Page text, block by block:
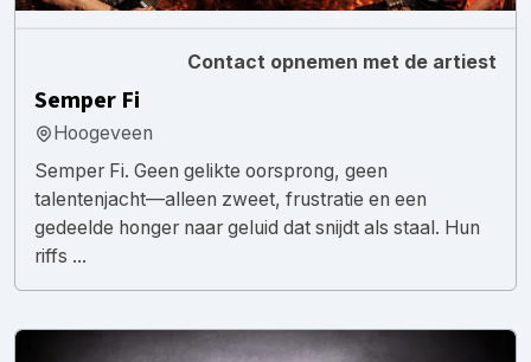
Contact opnemen met de artiest
Semper Fi
Hoogeveen
Semper Fi. Geen gelikte oorsprong, geen
talentenjacht—alleen zweet, frustratie en een
gedeelde honger naar geluid dat snijdt als staal. Hun
riffs ...